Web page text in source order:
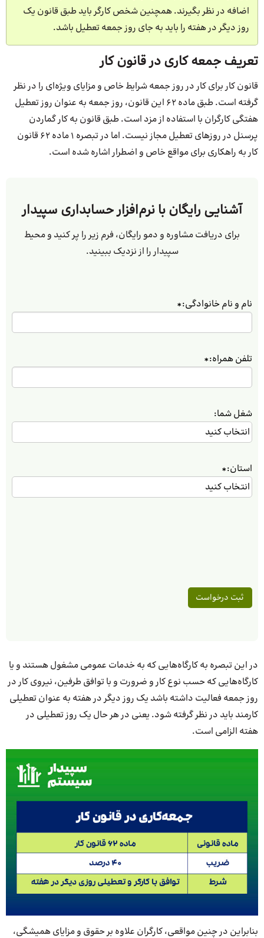
اضافه در نظر بگیرند. همچنین شخص کارگر باید طبق قانون یک
روز دیگر در هفته را باید به جای روز جمعه تعطیل باشد.
تعریف جمعه کاری در قانون کار
قانون کار برای کار در روز جمعه شرایط خاص و مزایای ویژه‌ای را در نظر
گرفته است. طبق ماده ۶۲ این قانون، روز جمعه به عنوان روز تعطیل
هفتگی کارگران با استفاده از مزد است. طبق قانون به کار گماردن
پرسنل در روزهای تعطیل مجاز نیست. اما در تبصره 1 ماده 62 قانون
کار به راهکاری برای مواقع خاص و اضطرار اشاره شده است.
آشنایی رایگان با نرم‌افزار حسابداری سپیدار
برای دریافت مشاوره و دمو رایگان، فرم زیر را پر کنید و محیط
سپیدار را از نزدیک ببینید.
نام و نام خانوادگی:*
تلفن همراه:*
شغل شما:
استان:*
در این تبصره به کارگاه‌هایی که به خدمات عمومی مشغول هستند و یا
کارگاه‌هایی که حسب نوع کار و ضرورت و با توافق طرفین، نیروی کار در
روز جمعه فعالیت داشته باشد یک روز دیگر در هفته به عنوان تعطیلی
کارمند باید در نظر گرفته شود. یعنی در هر حال یک روز تعطیلی در
هفته الزامی است.
بنابراین در چنین مواقعی، کارگران علاوه بر حقوق و مزایای همیشگی،